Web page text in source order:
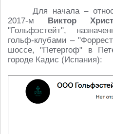
Для начала –
2017-м Виктор
"Гольфэстейт",
гольф-клубами –
шоссе, "Петергоф" в
городе Кадис (Испания):